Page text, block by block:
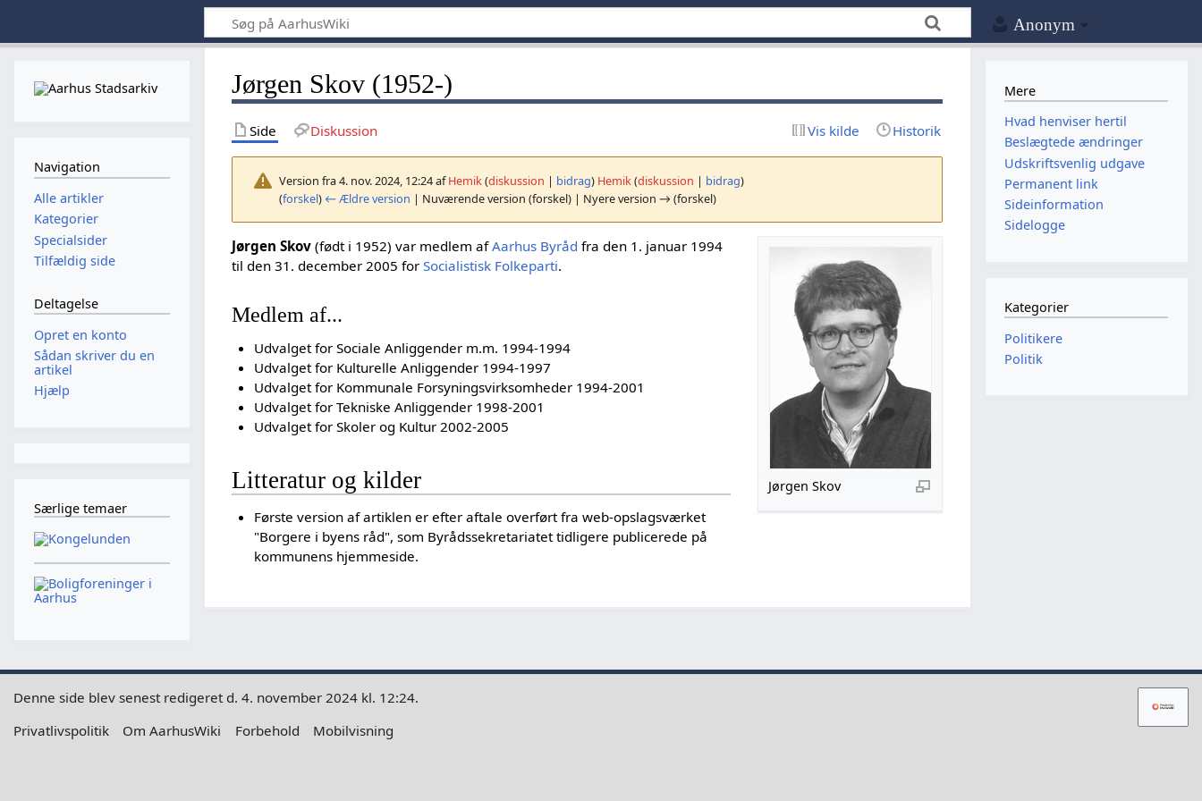
Anonym
Jørgen Skov (1952-)
Side Diskussion Vis kilde Historik
Version fra 4. nov. 2024, 12:24 afHemik(diskussion | bidrag) Hemik(diskussion | bidrag)
(forskel) ← Ældre version | Nuværende version (forskel) | Nyere version → (forskel)
Jørgen Skov
Jørgen Skov (født i 1952) var medlem afAarhus Byråd fra den 1. januar 1994
til den 31. december 2005 forSocialistisk Folkeparti.
Medlem af...
Udvalget for Sociale Anliggender m.m. 1994-1994
Udvalget for Kulturelle Anliggender 1994-1997
Udvalget for Kommunale Forsyningsvirksomheder 1994-2001
Udvalget for Tekniske Anliggender 1998-2001
Udvalget for Skoler og Kultur 2002-2005
Litteratur og kilder
Første version af artiklen er efter aftale overført fra web-opslagsværket
"Borgere i byens råd", som Byrådssekretariatet tidligere publicerede på
kommunens hjemmeside.
Navigation
Alle artikler
Kategorier
Specialsider
Tilfældig side
Deltagelse
Opret en konto
Sådan skriver du en
artikel
Hjælp
Særlige temaer
Mere
Hvad henviser hertil
Beslægtede ændringer
Udskriftsvenlig udgave
Permanent link
Sideinformation
Sidelogge
Kategorier
Politikere
Politik
Denne side blev senest redigeret d. 4. november 2024 kl. 12:24.
Privatlivspolitik
Om AarhusWiki Forbehold Mobilvisning